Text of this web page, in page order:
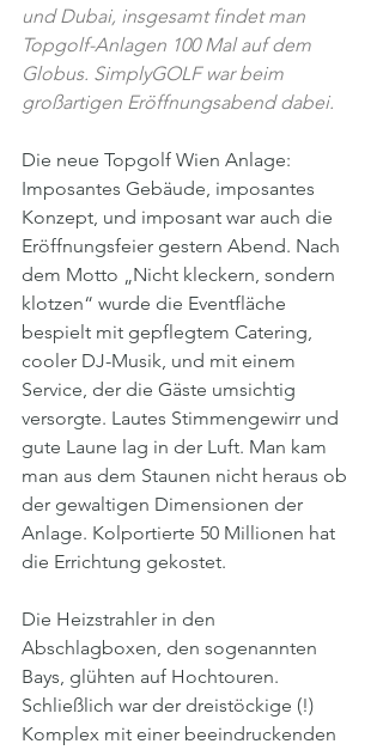
und Dubai, insgesamt findet man
Topgolf-Anlagen 100 Mal auf dem
Globus. SimplyGOLF war beim
großartigen Eröffnungsabend dabei.
Die neue Topgolf Wien Anlage:
Imposantes Gebäude, imposantes
Konzept, und imposant war auch die
Eröffnungsfeier gestern Abend. Nach
dem Motto „Nicht kleckern, sondern
klotzen“ wurde die Eventfläche
bespielt mit gepflegtem Catering,
cooler DJ-Musik, und mit einem
Service, der die Gäste umsichtig
versorgte. Lautes Stimmengewirr und
gute Laune lag in der Luft. Man kam
man aus dem Staunen nicht heraus ob
der gewaltigen Dimensionen der
Anlage. Kolportierte 50 Millionen hat
die Errichtung gekostet.
Die Heizstrahler in den
Abschlagboxen, den sogenannten
Bays, glühten auf Hochtouren.
Schließlich war der dreistöckige (!)
Komplex mit einer beeindruckenden